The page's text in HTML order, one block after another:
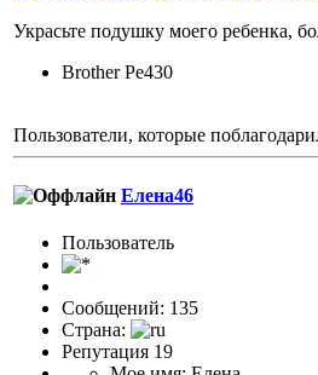
Украсьте подушку моего ребенка,
Brother Pe430
Пользователи, которые
Елена46
Пользовaтeль
Сообщений: 135
Страна:
Репутация 19